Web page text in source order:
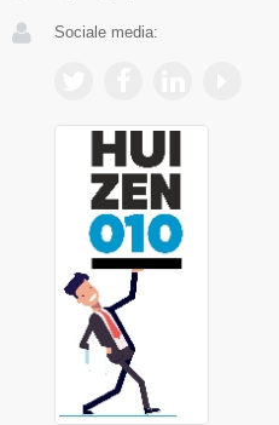
Sociale media: